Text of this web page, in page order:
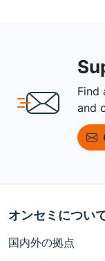
Find
and
オンセミについ
国内外の拠点